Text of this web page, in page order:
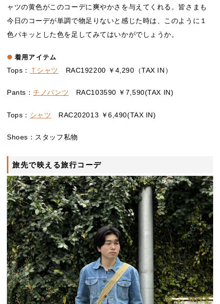
ャツの黄色がこのコーデに爽やかさを与えてくれる。皆さまも
今日のコーデが単調で物足りないと感じた時は、このように１
色パキッとした色を足してみてはいかがでしょうか。
着用アイテム
Tops： Ｔシャツ RAC192200 ￥4,290（TAX IN）
Pants：チノパンツ RAC103590 ￥7,590(TAX IN)
Tops： シャツ RAC202013 ￥6,490(TAX IN)
Shoes：スタッフ私物
旅先で映える旅行コーデ